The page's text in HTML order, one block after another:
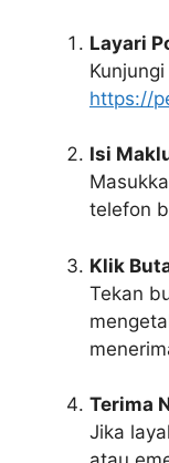
Layari
https://
Isi
telefon
Klik
Tekan
Terima
Jika